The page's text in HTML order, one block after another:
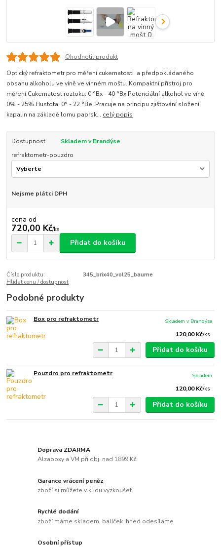
Ohodnotit produkt
Optický refraktometr pro měření cukernatosti a předpokládaného
obsahu alkoholu ve víně ve vinném moštu. Kompaktní přístroj pro
měření:Cukernatost roztoku: 0 °Bx - 40 °Bx.Potenciální alkohol ve víně:
0% - 25%.Hustota: 0° - 22 °Be'.Pracuje na principu zjišťování složení
kapalin na základě lomu paprsk... celý popis
Dostupnost
Skladem v Brandýse
refraktometr-pouzdro
Nejsme plátci DPH
cena od
720,00 Kč/ks
Přidat do košíku
Číslo produktu:
345_brix40_vol25_baume
Hlídat cenu / dostupnost
Podobné produkty
Box pro refraktometr
120,00 Kč/ks
Skladem v Brandýse
Přidat do košíku
Pouzdro pro refraktometr
120,00 Kč/ks
Skladem
Přidat do košíku
Doprava ZDARMA
Alzaboxy a VM při obj. nad 1899 Kč
Garance vrácení peněz
zboží si můžete v klidu vyzkoušet
Rychlé dodání
zboží máme skladem, balíček ihned odesíláme
Osobní přístup